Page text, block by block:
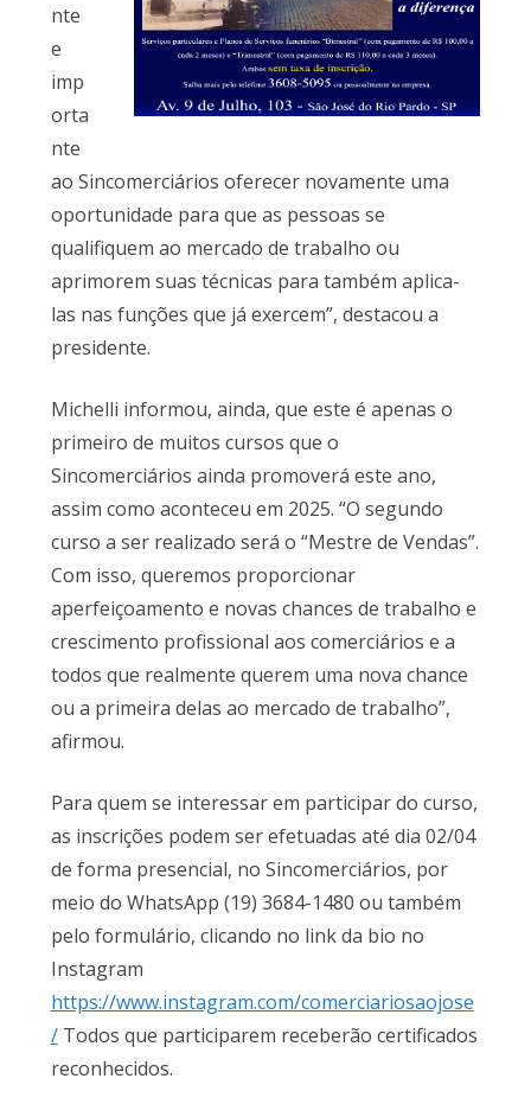
nte
e
imp
orta
nte
ao Sincomerciários oferecer novamente uma
oportunidade para que as pessoas se
qualifiquem ao mercado de trabalho ou
aprimorem suas técnicas para também aplica-
las nas funções que já exercem”, destacou a
presidente.
Michelli informou, ainda, que este é apenas o
primeiro de muitos cursos que o
Sincomerciários ainda promoverá este ano,
assim como aconteceu em 2025. “O segundo
curso a ser realizado será o “Mestre de Vendas”.
Com isso, queremos proporcionar
aperfeiçoamento e novas chances de trabalho e
crescimento profissional aos comerciários e a
todos que realmente querem uma nova chance
ou a primeira delas ao mercado de trabalho”,
afirmou.
Para quem se interessar em participar do curso,
as inscrições podem ser efetuadas até dia 02/04
de forma presencial, no Sincomerciários, por
meio do WhatsApp (19) 3684-1480 ou também
pelo formulário, clicando no link da bio no
Instagram
https://www.instagram.com/comerciariosaojose
/Todos que participarem receberão certificados
reconhecidos.